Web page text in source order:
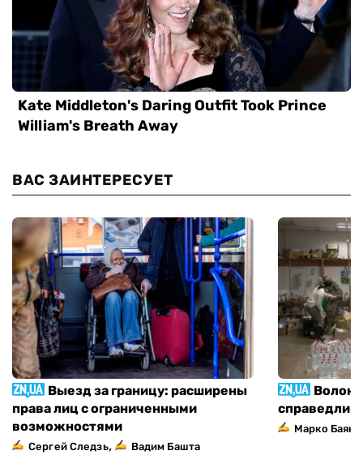
ВАС ЗАИНТЕРЕСУЕТ
Выезд за границу: расширены
права лиц с ограниченными
возможностями
Сергей Следзь, Вадим Башта
Марко